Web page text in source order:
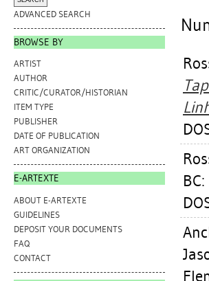
ADVANCED SEARCH
BROWSE BY
ARTIST
AUTHOR
CRITIC/CURATOR/HISTORIAN
ITEM TYPE
PUBLISHER
DATE OF PUBLICATION
ART ORGANIZATION
E-ARTEXTE
ABOUT E-ARTEXTE
GUIDELINES
DEPOSIT YOUR DOCUMENTS
FAQ
CONTACT